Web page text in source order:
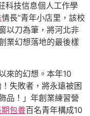
科技信息個人工作學
情長”青年小店里，該校
以刀為筆，將河北非
業幻想落地的最後樣
來的幻想。本年10
失敗者，將永遠被困
品！」年創業練習營
包養百名青年構成10